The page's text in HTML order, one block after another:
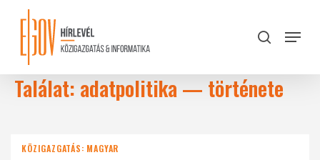
content
search
Menu
Találat: adatpolitika — története
KÖZIGAZGATÁS: MAGYAR
Close